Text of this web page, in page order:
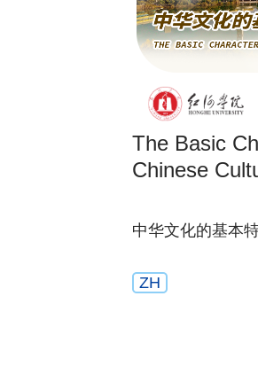
The Basic
Chinese
中华文化的基本
ZH